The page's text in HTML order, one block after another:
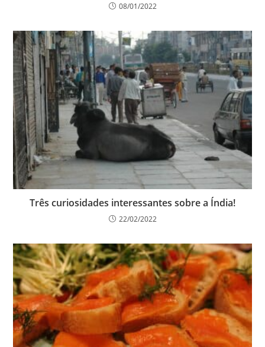
08/01/2022
Três curiosidades interessantes sobre a Índia!
22/02/2022